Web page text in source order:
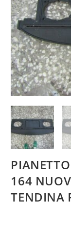
164
TENDINA